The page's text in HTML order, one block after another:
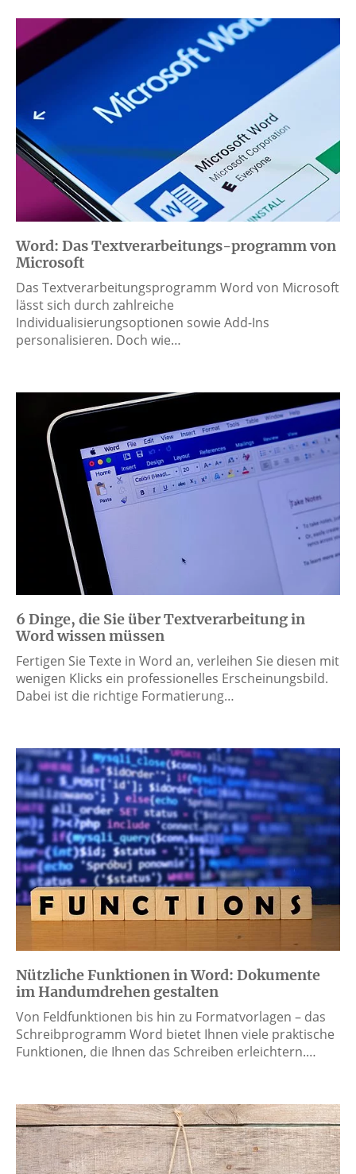
Word: Das Textverarbeitungs-programm von
Microsoft
Das Textverarbeitungsprogramm Word von Microsoft
lässt sich durch zahlreiche
Individualisierungsoptionen sowie Add-Ins
personalisieren. Doch wie…
6 Dinge, die Sie über Textverarbeitung in
Word wissen müssen
Fertigen Sie Texte in Word an, verleihen Sie diesen mit
wenigen Klicks ein professionelles Erscheinungsbild.
Dabei ist die richtige Formatierung…
Nützliche Funktionen in Word: Dokumente
im Handumdrehen gestalten
Von Feldfunktionen bis hin zu Formatvorlagen – das
Schreibprogramm Word bietet Ihnen viele praktische
Funktionen, die Ihnen das Schreiben erleichtern.…